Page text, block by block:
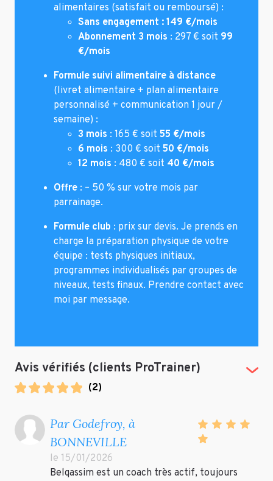
alimentaires (satisfait ou remboursé) :
Sans engagement : 149 €/mois
Abonnement 3 mois : 297 € soit 99
€/mois
Formule suivi alimentaire à distance
(livret alimentaire + plan alimentaire
personnalisé + communication 1 jour /
semaine) :
3 mois : 165 € soit 55 €/mois
6 mois : 300 € soit 50 €/mois
12 mois : 480 € soit 40 €/mois
Offre : – 50 % sur votre mois par
parrainage.
Formule club : prix sur devis. Je prends en
charge la préparation physique de votre
équipe : tests physiques initiaux,
programmes individualisés par groupes de
niveaux, tests finaux. Prendre contact avec
moi par message.
Avis vérifiés (clients ProTrainer)
(2)
Par Godefroy, à
BONNEVILLE
le 15/01/2026
Belqassim est un coach très actif, toujours